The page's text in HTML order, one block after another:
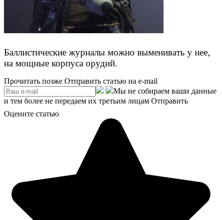
Баллистические журналы можно выменивать у нее,
на мощные корпуса орудий.
Прочитать позже Отправить статью на e-mail
Мы не собираем ваши данные
и тем более не передаем их третьим лицам Отправить
Оцените статью